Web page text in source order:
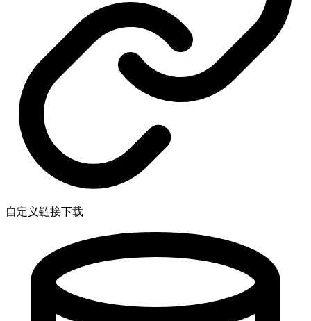
自定义链接下载